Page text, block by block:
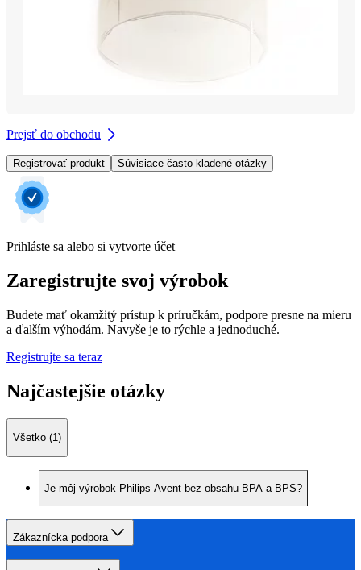
Prejsť do obchodu
Registrovať produkt Súvisiace často kladené otázky
Prihláste sa alebo si vytvorte účet
Zaregistrujte svoj výrobok
Budete mať okamžitý prístup k príručkám, podpore presne na mieru
a ďalším výhodám. Navyše je to rýchle a jednoduché.
Registrujte sa teraz
Najčastejšie otázky
Všetko (1)
Je môj výrobok Philips Avent bez obsahu BPA a BPS?
Zákaznícka podpora